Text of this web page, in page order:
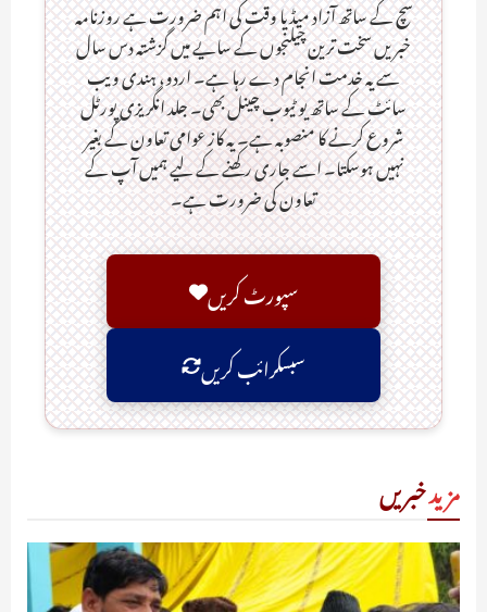
سچ کے ساتھ آزاد میڈیا وقت کی اہم ضرورت ہےـ روزنامہ
خبریں سخت ترین چیلنجوں کے سایے میں گزشتہ دس سال
سے یہ خدمت انجام دے رہا ہے۔ اردو، ہندی ویب
سائٹ کے ساتھ یو ٹیوب چینل بھی۔ جلد انگریزی پورٹل
شروع کرنے کا منصوبہ ہے۔ یہ کاز عوامی تعاون کے بغیر
نہیں ہوسکتا۔ اسے جاری رکھنے کے لیے ہمیں آپ کے
تعاون کی ضرورت ہے۔
سپورٹ کریں
سبسکرائب کریں
مزیدخبریں